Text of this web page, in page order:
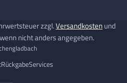
zzgl.Versandkosten und
nicht anders angegeben.
RückgabeServices